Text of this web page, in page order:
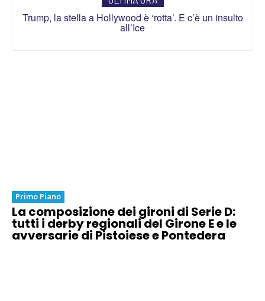
Trump, la stella a Hollywood è ‘rotta’. E c’è un insulto
all’Ice
Primo Piano
La composizione dei gironi di Serie D:
tutti i derby regionali del Girone E e le
avversarie di Pistoiese e Pontedera